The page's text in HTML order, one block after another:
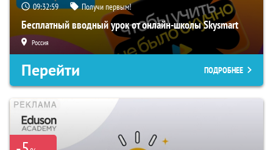
09:32:58 Получи первым!
Бесплатный вводный урок от онлайн-школы Skysmart
Россия
Перейти ПОДРОБНЕЕ